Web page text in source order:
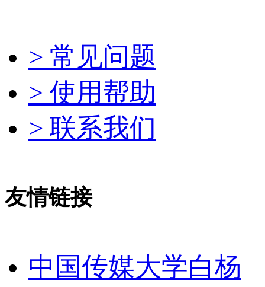
> 常见问题
> 使用帮助
> 联系我们
友情链接
中国传媒大学白杨